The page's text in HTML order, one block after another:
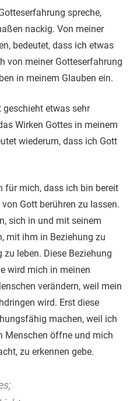
spreche,
nackig. Von meiner
bedeutet, dass ich etwas
von meiner Gotteserfahrung
in meinem Glauben ein.
etwas sehr
Wirken Gottes in meinem
wiederum, dass ich Gott
für mich, dass ich bin bereit
Gott berühren zu lassen.
sich in und mit seinem
mit ihm in Beziehung zu
leben. Diese Beziehung
wird mich in meinen
verändern, weil mein
wird. Erst diese
machen, weil ich
Menschen öffne und mich
zu erkennen gebe.